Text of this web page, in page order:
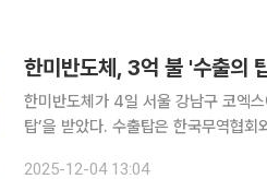
한미반도체, 3억 불 '수출의
한미반도체가 4일 서울 강남구 코엑
탑’을 받았다. 수출탑은 한국무역협회와 산업통상부가 해외 시장 개척, 수출 증대에 기여한 기업의
2025-12-04 13:04